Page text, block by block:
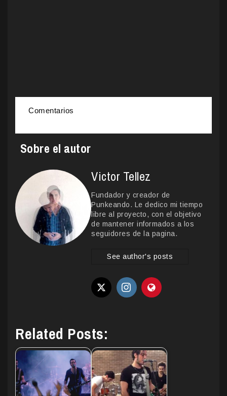
Comentarios
Sobre el autor
Victor Tellez
Fundador y creador de
Punkeando. Le dedico mi tiempo
libre al proyecto, con el objetivo
de mantener informados a los
seguidores de la pagina.
See author's posts
Related Posts: